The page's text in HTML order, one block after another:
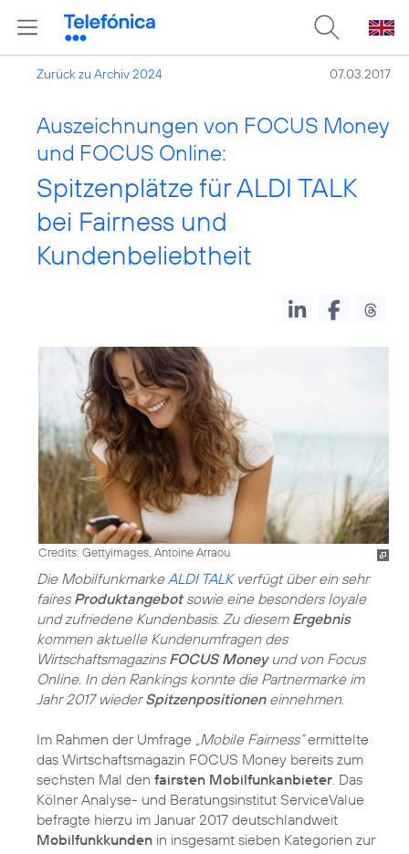
Zurück zu Archiv 2024 07.03.2017
Auszeichnungen von FOCUS Money
und FOCUS Online:
Spitzenplätze für ALDI TALK
bei Fairness und
Kundenbeliebtheit
Credits: Gettyimages, Antoine Arraou
Die MobilfunkmarkeALDI TALKverfügt über ein sehr
faires Produktangebotsowie eine besonders loyale
und zufriedene Kundenbasis. Zu diesem Ergebnis
kommen aktuelle Kundenumfragen des
Wirtschaftsmagazins FOCUS Moneyund von Focus
Online. In den Rankings konnte die Partnermarke im
Jahr 2017 wiederSpitzenpositioneneinnehmen.
Im Rahmen der Umfrage „Mobile Fairness“ermittelte
das Wirtschaftsmagazin FOCUS Money bereits zum
sechsten Mal den fairsten Mobilfunkanbieter. Das
Kölner Analyse- und Beratungsinstitut ServiceValue
befragte hierzu im Januar 2017 deutschlandweit
Mobilfunkkunden in insgesamt sieben Kategorien zur